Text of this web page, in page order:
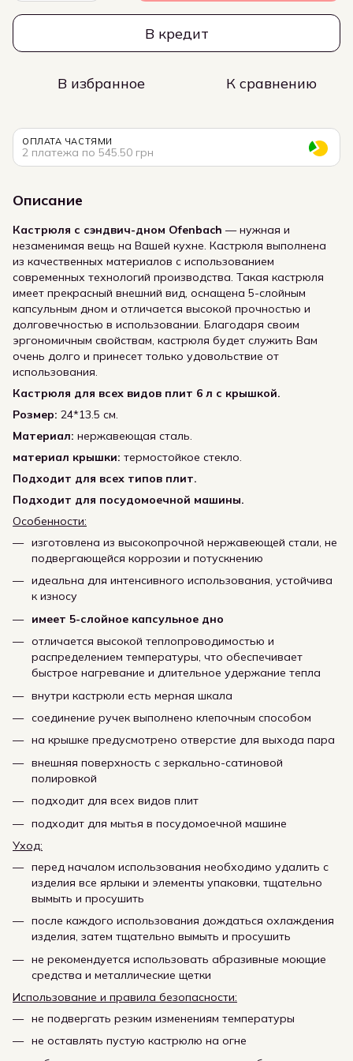
В кредит
В избранное К сравнению
ОПЛАТА ЧАСТЯМИ
2 платежа по 545.50 грн
Описание
Кастрюля с сэндвич-дном Ofenbach — нужная и
незаменимая вещь на Вашей кухне. Кастрюля выполнена
из качественных материалов с использованием
современных технологий производства. Такая кастрюля
имеет прекрасный внешний вид, оснащена 5-слойным
капсульным дном и отличается высокой прочностью и
долговечностью в использовании. Благодаря своим
эргономичным свойствам, кастрюля будет служить Вам
очень долго и принесет только удовольствие от
использования.
Кастрюля для всех видов плит 6 л с крышкой.
Розмер: 24*13.5 см.
Материал: нержавеющая сталь.
материал крышки: термостойкое стекло.
Подходит для всех типов плит.
Подходит для посудомоечной машины.
Особенности:
изготовлена из высокопрочной нержавеющей стали, не
подвергающейся коррозии и потускнению
идеальна для интенсивного использования, устойчива
к износу
имеет 5-слойное капсульное дно
отличается высокой теплопроводимостью и
распределением температуры, что обеспечивает
быстрое нагревание и длительное удержание тепла
внутри кастрюли есть мерная шкала
соединение ручек выполнено клепочным способом
на крышке предусмотрено отверстие для выхода пара
внешняя поверхность с зеркально-сатиновой
полировкой
подходит для всех видов плит
подходит для мытья в посудомоечной машине
Уход:
перед началом использования необходимо удалить с
изделия все ярлыки и элементы упаковки, тщательно
вымыть и просушить
после каждого использования дождаться охлаждения
изделия, затем тщательно вымыть и просушить
не рекомендуется использовать абразивные моющие
средства и металлические щетки
Использование и правила безопасности:
не подвергать резким изменениям температуры
не оставлять пустую кастрюлю на огне